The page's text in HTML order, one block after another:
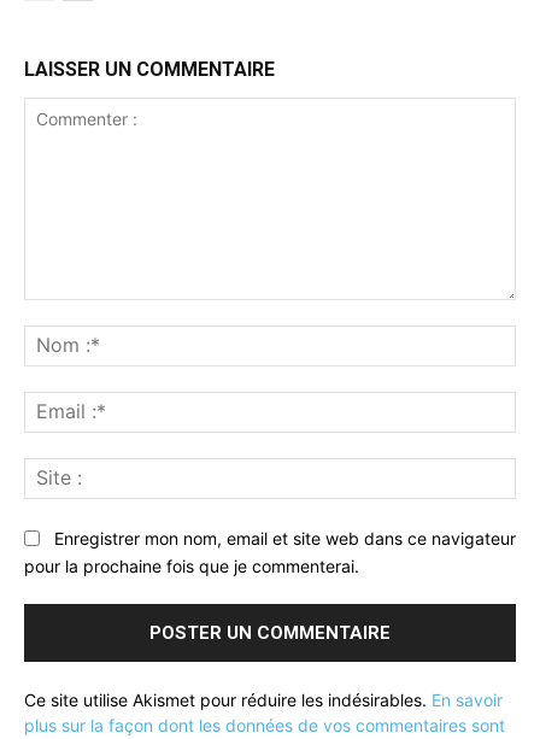
LAISSER UN COMMENTAIRE
:*
:*
:
Enregistrer mon nom, email et site web dans ce navigateur
pour la prochaine fois que je commenterai.
Ce site utilise Akismet pour réduire les indésirables. En savoir
plus sur la façon dont les données de vos commentaires sont